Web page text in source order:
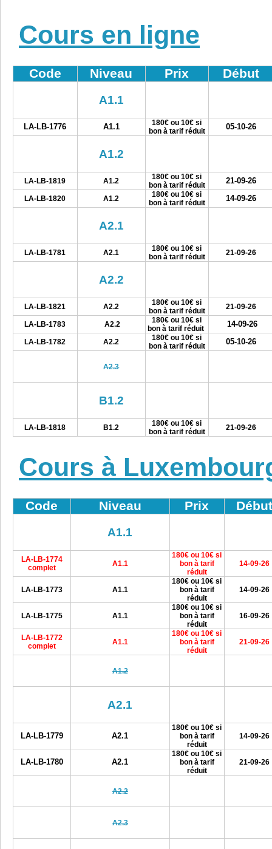
Cours en ligne
Code Niveau Prix Début
A1.1
LA-LB-1776 A1.1
180€ ou 10€ si
bon à tarif réduit
05-10-26
A1.2
LA-LB-1819 A1.2
180€ ou 10€ si
bon à tarif réduit
21-09-26
LA-LB-1820 A1.2
180€ ou 10€ si
bon à tarif réduit
14-09-26
A2.1
LA-LB-1781 A2.1
180€ ou 10€ si
bon à tarif réduit
21-09-26
A2.2
LA-LB-1821 A2.2
180€ ou 10€ si
bon à tarif réduit
21-09-26
LA-LB-1783 A2.2
180€ ou 10€ si
bon à tarif réduit
14-09-26
LA-LB-1782 A2.2
180€ ou 10€ si
bon à tarif réduit
05-10-26
A2.3
B1.2
LA-LB-1818 B1.2
180€ ou 10€ si
bon à tarif réduit
21-09-26
Cours à
Code Niveau Prix Début
A1.1
LA-LB-1774
complet
A1.1
180€ ou 10€ si
bon à tarif
réduit
14-09-26
LA-LB-1773 A1.1
180€ ou 10€ si
bon à tarif
réduit
14-09-26
LA-LB-1775 A1.1
180€ ou 10€ si
bon à tarif
réduit
16-09-26
LA-LB-1772
complet
A1.1
180€ ou 10€ si
bon à tarif
réduit
21-09-26
A1.2
A2.1
LA-LB-1779 A2.1
180€ ou 10€ si
bon à tarif
réduit
14-09-26
LA-LB-1780 A2.1
180€ ou 10€ si
bon à tarif
réduit
21-09-26
A2.2
A2.3